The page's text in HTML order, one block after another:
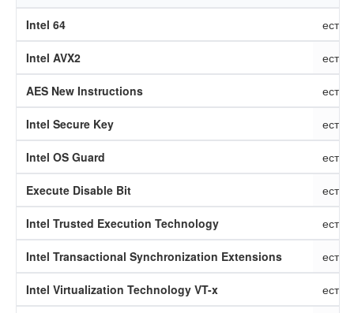
Intel 64 есть
Intel AVX2 есть
AES New Instructions есть
Intel Secure Key есть
Intel OS Guard есть
Execute Disable Bit есть
Intel Trusted Execution Technology есть
Intel Transactional Synchronization Extensions есть
Intel Virtualization Technology VT-x есть